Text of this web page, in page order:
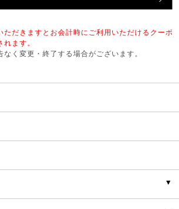
だきますとお会計時にご利用いただけるクーポ
れます。
く変更・終了する場合がございます。